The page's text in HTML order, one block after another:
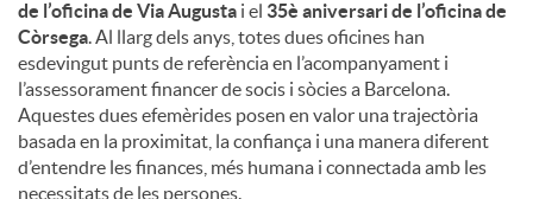
i
n
g
de l’oficina de Via Augusta i el 35è aniversari de l’oficina de
Còrsega. Al llarg dels anys, totes dues oficines han
esdevingut punts de referència en l’acompanyament i
l’assessorament financer de socis i sòcies a Barcelona.
Aquestes dues efemèrides posen en valor una trajectòria
basada en la proximitat, la confiança i una manera diferent
d’entendre les finances, més humana i connectada amb les
necessitats de les persones.